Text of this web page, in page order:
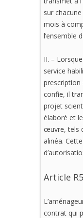
sur
mois à
l’ensemble
II. –
service
prescription
confie, il
projet
élaboré et
œuvre, tels
alinéa.
Article
contrat qui